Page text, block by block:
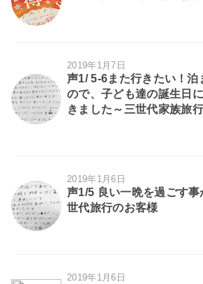
2019年1月7日
声1/ 5-6また行きたい！泊
ので、子ども達の誕生日
きました～三世代家族旅
2019年1月6日
声1/5 良い一晩を過ごす
世代旅行のお客様
2019年1月6日